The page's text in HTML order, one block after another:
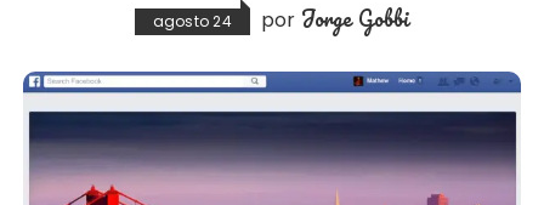
agosto 24 por Jorge Gobbi